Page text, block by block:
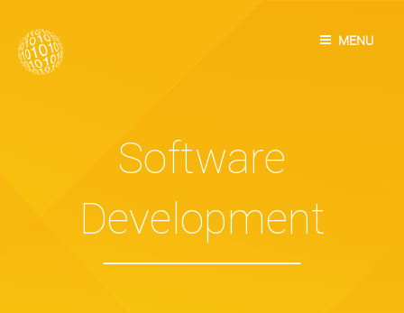
content
MENU
Software
Development